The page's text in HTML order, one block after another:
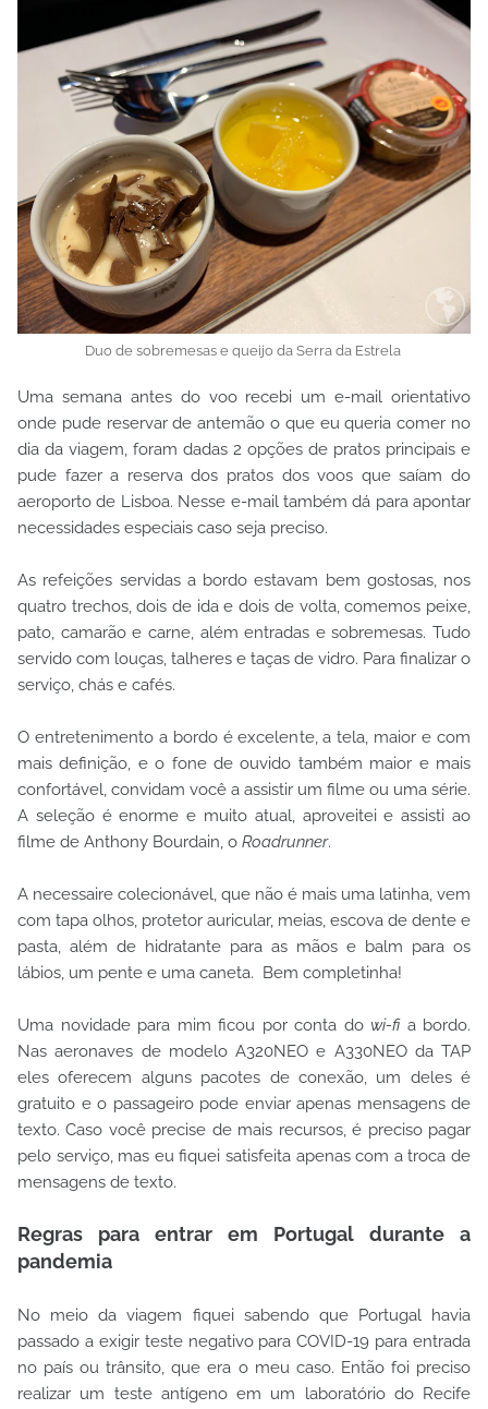
Duo de sobremesas e queijo da Serra da Estrela
Uma semana antes do voo recebi um e-mail orientativo
onde pude reservar de antemão o que eu queria comer no
dia da viagem, foram dadas 2 opções de pratos principais e
pude fazer a reserva dos pratos dos voos que saíam do
aeroporto de Lisboa. Nesse e-mail também dá para apontar
necessidades especiais caso seja preciso.
As refeições servidas a bordo estavam bem gostosas, nos
quatro trechos, dois de ida e dois de volta, comemos peixe,
pato, camarão e carne, além entradas e sobremesas. Tudo
servido com louças, talheres e taças de vidro. Para finalizar o
serviço, chás e cafés.
O entretenimento a bordo é excelente, a tela, maior e com
mais definição, e o fone de ouvido também maior e mais
confortável, convidam você a assistir um filme ou uma série.
A seleção é enorme e muito atual, aproveitei e assisti ao
filme de Anthony Bourdain, o Roadrunner.
A necessaire colecionável, que não é mais uma latinha, vem
com tapa olhos, protetor auricular, meias, escova de dente e
pasta, além de hidratante para as mãos e balm para os
lábios, um pente e uma caneta. Bem completinha!
Uma novidade para mim ficou por conta dowi-fia bordo.
Nas aeronaves de modelo A320NEO e A330NEO da TAP
eles oferecem alguns pacotes de conexão, um deles é
gratuito e o passageiro pode enviar apenas mensagens de
texto. Caso você precise de mais recursos, é preciso pagar
pelo serviço, mas eu fiquei satisfeita apenas com a troca de
mensagens de texto.
Regras para entrar em Portugal durante a
pandemia
No meio da viagem fiquei sabendo que Portugal havia
passado a exigir teste negativo para COVID-19 para entrada
no país ou trânsito, que era o meu caso. Então foi preciso
realizar um teste antígeno em um laboratório do Recife